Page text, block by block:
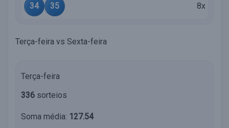
34 35 8x
Terça-feira vs Sexta-feira
Terça-feira
336 sorteios
Soma média: 127.54